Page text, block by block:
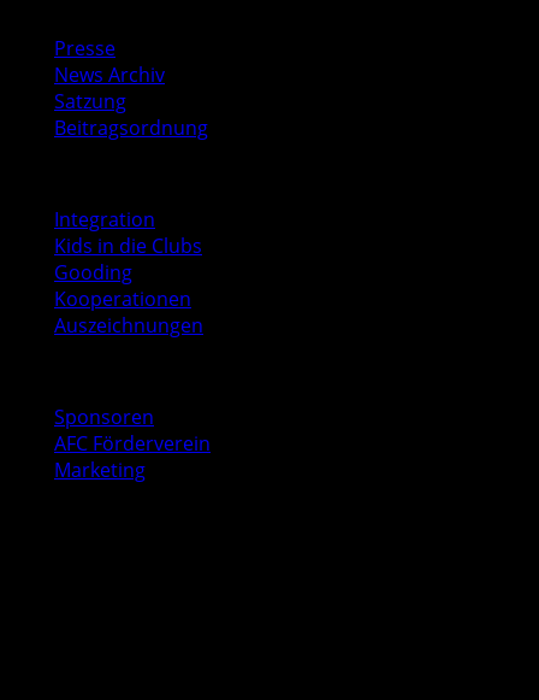
Presse
News Archiv
Satzung
Beitragsordnung
Integration
Kids in die Clubs
Gooding
Kooperationen
Auszeichnungen
Sponsoren
AFC Förderverein
Marketing